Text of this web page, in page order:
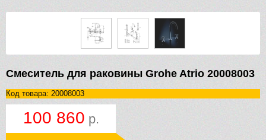
Смеситель для раковины Grohe Atrio 20008003
Код товара: 20008003
100 860 р.